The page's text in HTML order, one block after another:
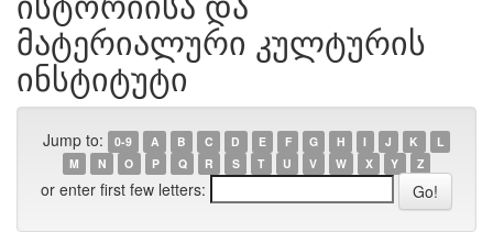
მატერიალური კულტურის
ინსტიტუტი
Jump to: 0-9 A B C D E F G H I J K
L
M
N O P Q R S T U V W X Y Z
or enter first few letters: